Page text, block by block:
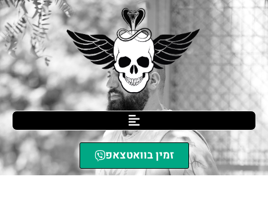
זמין בוואטצאפ